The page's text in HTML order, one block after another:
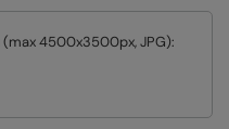
(max 4500x3500px, JPG):